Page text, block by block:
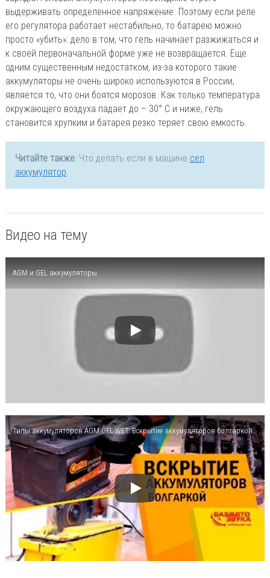
выдерживать определенное напряжение. Поэтому если реле
его регулятора работает нестабильно, то батарею можно
просто «убить»: дело в том, что гель начинает разжижаться и
к своей первоначальной форме уже не возвращается. Еще
одним существенным недостатком, из-за которого такие
аккумуляторы не очень широко используются в России,
является то, что они боятся морозов. Как только температура
окружающего воздуха падает до – 30° С и ниже, гель
становится хрупким и батарея резко теряет свою емкость.
Читайте также: Что делать если в машине сел
аккумулятор.
Видео на тему
AGM и GEL аккумуляторы
Типы аккумуляторов AGM GEL WET. Вскрытие аккумуляторов болгаркой. Обзор отAvtozvuk.ua